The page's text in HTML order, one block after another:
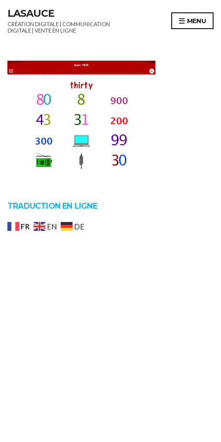
LASAUCE
CRÉATION DIGITALE | COMMUNICATION
DIGITALE | VENTE EN LIGNE
MENU
TRADUCTION EN LIGNE
FR EN DE